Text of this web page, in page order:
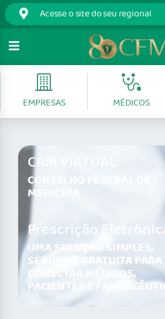
EMPRESAS MÉDICOS
CRM VIRTUAL
CONSELHO FEDERAL DE
MEDICINA
Prescrição
UMA SOLUÇÃO SIMPLES,
SEGURA E GRATUITA PARA
CONECTAR MÉDICOS,
PACIENTES E